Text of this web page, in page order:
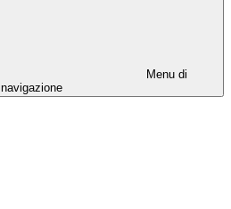
Menu di
navigazione